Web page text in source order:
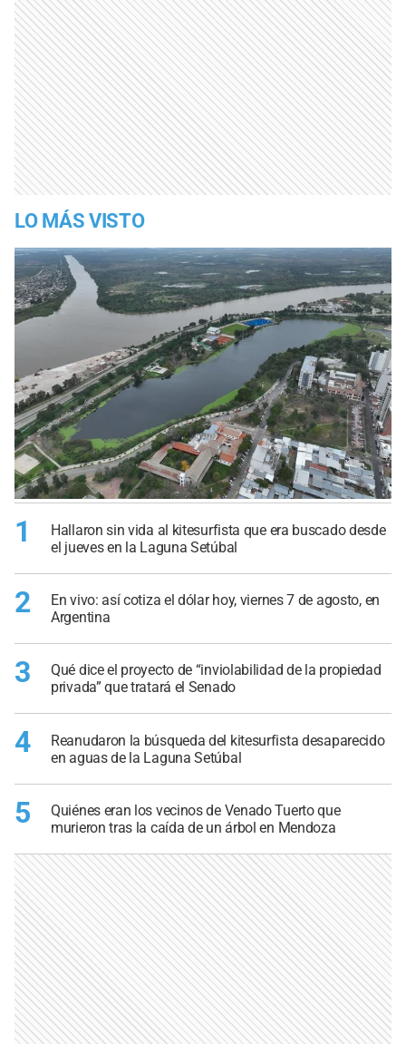
LO MÁS VISTO
1
Hallaron sin vida al kitesurfista que era buscado desde
el jueves en la Laguna Setúbal
2
En vivo: así cotiza el dólar hoy, viernes 7 de agosto, en
Argentina
3
Qué dice el proyecto de “inviolabilidad de la propiedad
privada” que tratará el Senado
4
Reanudaron la búsqueda del kitesurfista desaparecido
en aguas de la Laguna Setúbal
5
Quiénes eran los vecinos de Venado Tuerto que
murieron tras la caída de un árbol en Mendoza